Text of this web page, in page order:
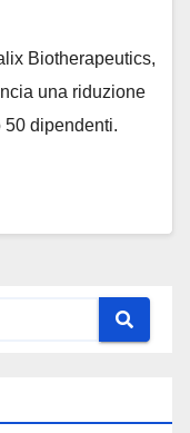
Biotherapeutics,
una riduzione
dipendenti.